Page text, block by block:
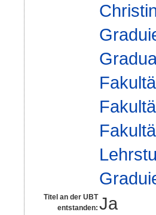
Titel an der UBT
entstanden: Ja